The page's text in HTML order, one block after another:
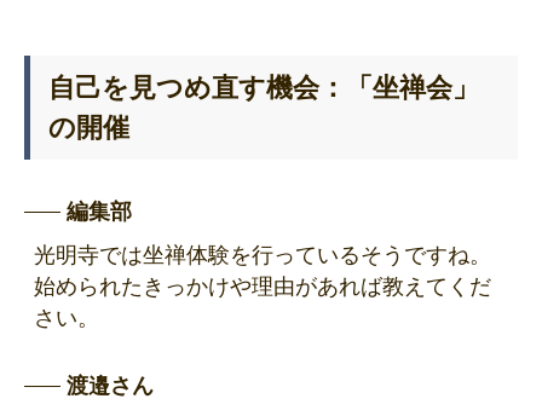
自己を見つめ直す機会：「坐禅会」
の開催
編集部
光明寺では坐禅体験を行っているそうですね。
始められたきっかけや理由があれば教えてくだ
さい。
渡邉さん